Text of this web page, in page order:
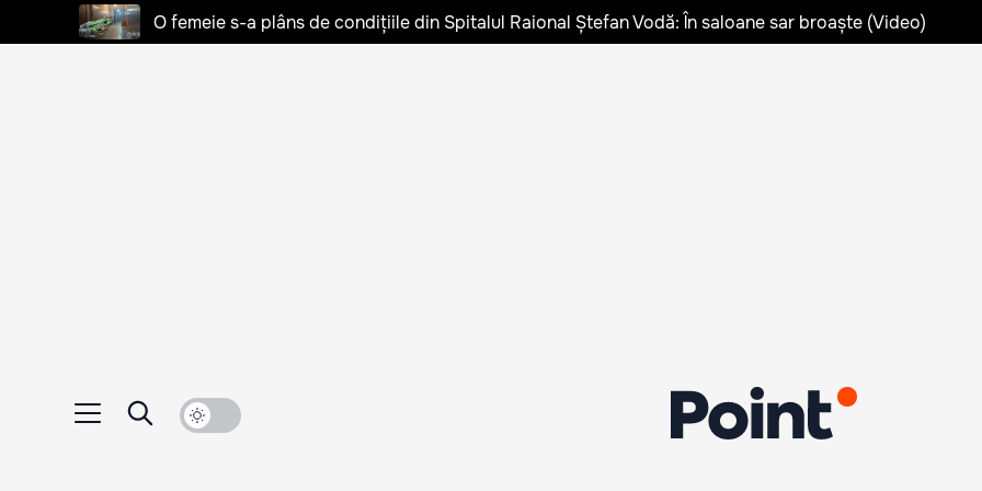
O femeie s-a plâns de condițiile din Spitalul Raional Ștefan Vodă: În saloane sar broaște (Video)